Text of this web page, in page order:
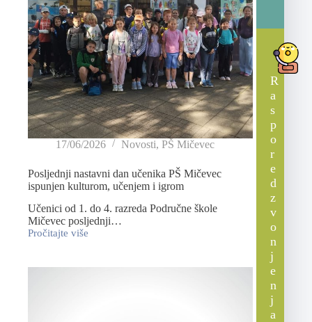
17/06/2026 Novosti, PŠ Mičevec
Posljednji nastavni dan učenika PŠ Mičevec
ispunjen kulturom, učenjem i igrom
Učenici od 1. do 4. razreda Područne škole
Mičevec posljednji…
Pročitajte više
R
a
s
p
o
r
e
d
z
v
o
n
j
e
n
j
a